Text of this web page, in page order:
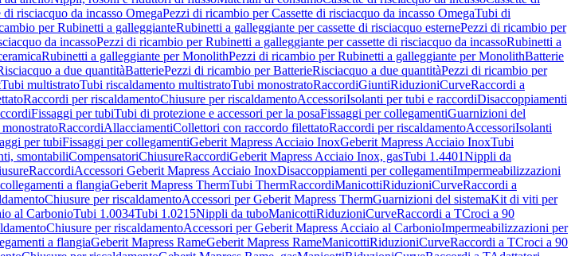
di risciacquo da incasso OmegaPezzi di ricambio per Cassette di risciacquo da incasso OmegaTubi di
per Rubinetti a galleggianteRubinetti a galleggiante per cassette di risciacquo esternePezzi di ricambio per
da incassoPezzi di ricambio per Rubinetti a galleggiante per cassette di risciacquo da incassoRubinetti a
Rubinetti a galleggiante per MonolithPezzi di ricambio per Rubinetti a galleggiante per MonolithBatterie
a due quantitàBatteriePezzi di ricambio per BatterieRisciacquo a due quantitàPezzi di ricambio per
Tubi multistratoTubi riscaldamento multistratoTubi monostratoRaccordiGiuntiRiduzioniCurveRaccordi a
Raccordi per riscaldamentoChiusure per riscaldamentoAccessoriIsolanti per tubi e raccordiDisaccoppiamenti
Fissaggi per tubiTubi di protezione e accessori per la posaFissaggi per collegamentiGuarnizioni del
RaccordiAllacciamentiCollettori con raccordo filettatoRaccordi per riscaldamentoAccessoriIsolanti
per tubiFissaggi per collegamentiGeberit Mapress Acciaio InoxGeberit Mapress Acciaio InoxTubi
smontabiliCompensatoriChiusureRaccordiGeberit Mapress Acciaio Inox, gasTubi 1.4401Nippli da
RaccordiAccessori Geberit Mapress Acciaio InoxDisaccoppiamenti per collegamentiImpermeabilizzazioni
a flangiaGeberit Mapress ThermTubi ThermRaccordiManicottiRiduzioniCurveRaccordi a
Chiusure per riscaldamentoAccessori per Geberit Mapress ThermGuarnizioni del sistemaKit di viti per
al CarbonioTubi 1.0034Tubi 1.0215Nippli da tuboManicottiRiduzioniCurveRaccordi a TCroci a 90
Chiusure per riscaldamentoAccessori per Geberit Mapress Acciaio al CarbonioImpermeabilizzazioni per
a flangiaGeberit Mapress RameGeberit Mapress RameManicottiRiduzioniCurveRaccordi a TCroci a 90